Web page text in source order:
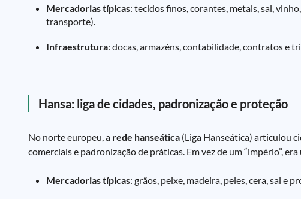
Mercadorias típicas: tecidos finos, corantes, metais, sal,
transporte).
Infraestrutura: docas, armazéns, contabilidade, contratos e
Hansa: liga de cidades, padronização e proteção
No norte europeu, a rede hanseática (Liga Hanseática) articulou
comerciais e padronização de práticas. Em vez de um “império”, era
Mercadorias típicas: grãos, peixe, madeira, peles, cera, sal e